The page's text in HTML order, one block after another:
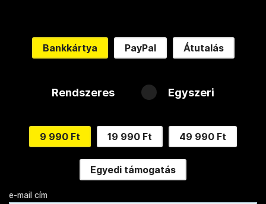
Bankkártya PayPal Átutalás
Rendszeres Egyszeri
9 990 Ft 19 990 Ft 49 990 Ft
Egyedi támogatás
e-mail cím